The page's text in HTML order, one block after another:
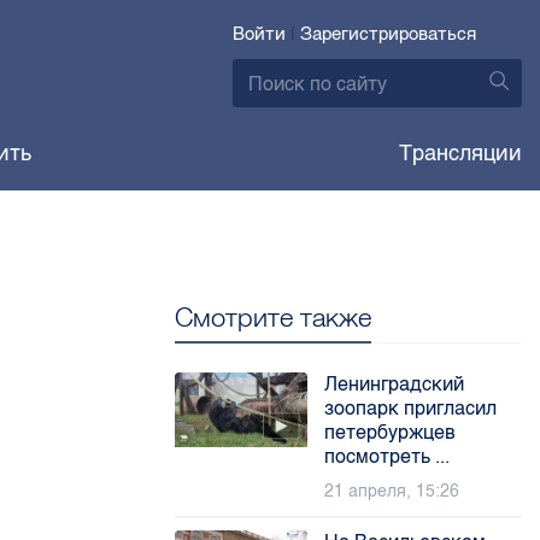
Войти | Зарегистрироваться
Трансляции
Смотрите также
Ленинградский
зоопарк пригласил
петербуржцев
посмотреть ...
21 апреля, 15:26